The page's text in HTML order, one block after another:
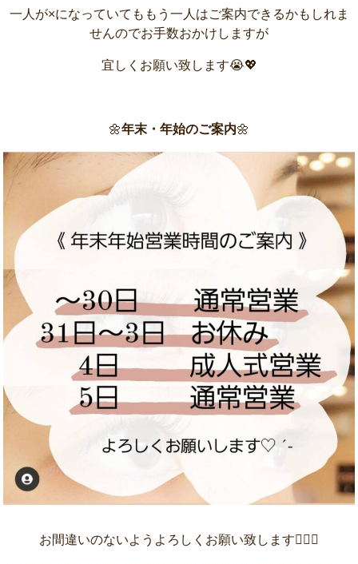
一人が×になっていてももう一人はご案内できるかもしれま
せんのでお手数おかけしますが
宜しくお願い致します😭💖
🌼年末・年始のご案内🌼
お間違いのないようよろしくお願い致します💁‍♀️✨